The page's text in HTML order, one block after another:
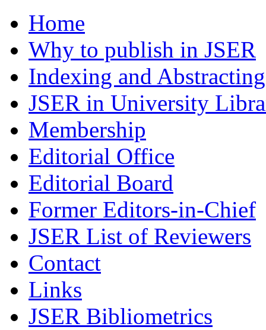
Home
Why to publish in JSER
Indexing and Abstracting
JSER in University
Membership
Editorial Office
Editorial Board
Former Editors-in-Chief
JSER List of Reviewers
Contact
Links
JSER Bibliometrics